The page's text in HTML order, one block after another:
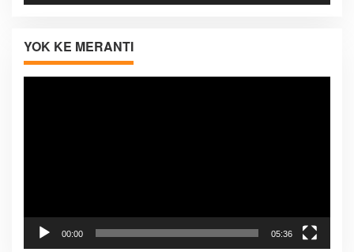
YOK KE MERANTI
Pemutar
00:00 05:36